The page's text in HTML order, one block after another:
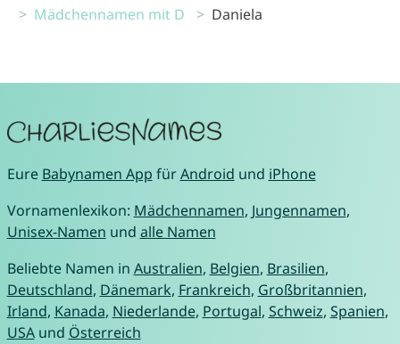
Mädchennamen mit D
Daniela
Eure Babynamen App fürAndroid und iPhone
Vornamenlexikon: Mädchennamen, Jungennamen,
Unisex-Namen und alle Namen
Beliebte Namen in Australien, Belgien, Brasilien,
Deutschland, Dänemark, Frankreich, Großbritannien,
Irland, Kanada, Niederlande, Portugal, Schweiz, Spanien,
USAund Österreich